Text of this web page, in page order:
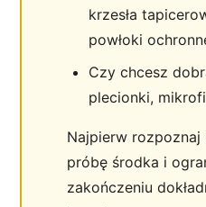
krzesła
powłoki
Czy chcesz
plecionki,
Najpierw rozpoznaj
próbę środka i
zakończeniu